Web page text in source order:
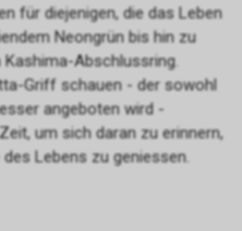
für diejenigen, die das Leben
Neongrün bis hin zu
Abschlussring.
Griff schauen - der sowohl
angeboten wird -
um sich daran zu erinnern,
Lebens zu geniessen.